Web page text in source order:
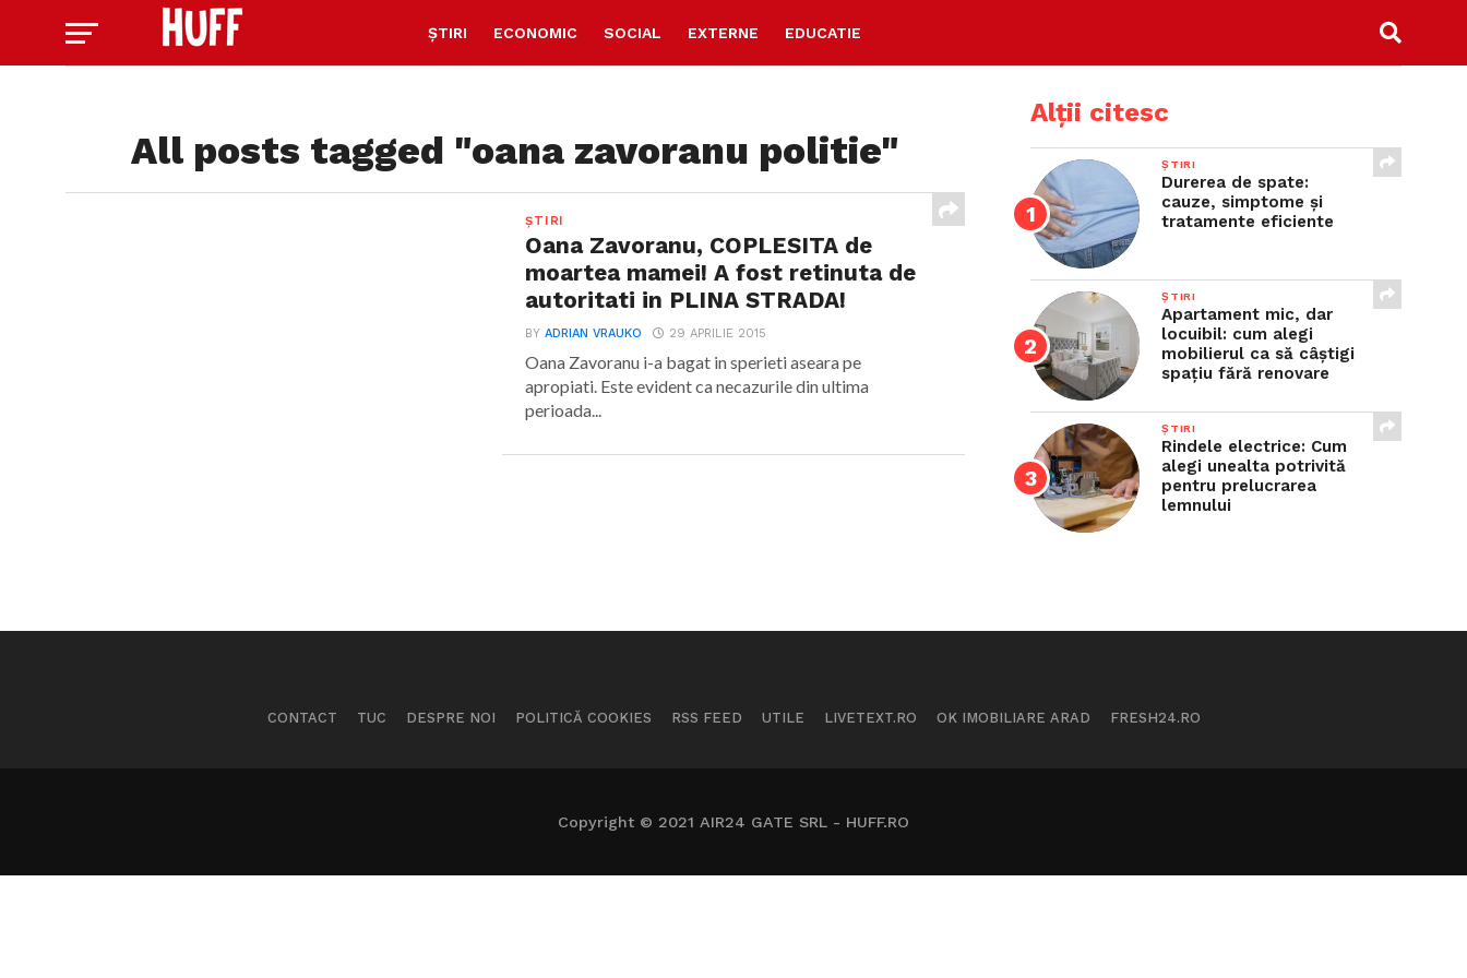
ȘTIRI ECONOMIC SOCIAL EXTERNE EDUCATIE
All posts tagged "oana zavoranu politie"
ȘTIRI
Oana Zavoranu, COPLESITA de
moartea mamei! A fost retinuta de
autoritati in PLINA STRADA!
BYADRIAN VRAUKO 29 APRILIE 2015
Oana Zavoranu i-a bagat in sperieti aseara pe
apropiati. Este evident ca necazurile din ultima
perioada...
Alții citesc
ȘTIRI
Durerea de spate:
cauze, simptome și
tratamente eficiente
ȘTIRI
Apartament mic, dar
locuibil: cum alegi
mobilierul ca să câștigi
spațiu fără renovare
ȘTIRI
Rindele electrice: Cum
alegi unealta potrivită
pentru prelucrarea
lemnului
CONTACT TUC DESPRE NOI POLITICĂ COOKIES RSS FEED UTILE LIVETEXT.RO OK IMOBILIARE ARAD FRESH24.RO
Copyright © 2021 AIR24 GATE SRL - HUFF.RO